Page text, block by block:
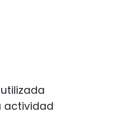
actividad